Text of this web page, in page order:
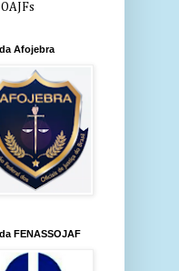
Afojebra
FENASSOJAF